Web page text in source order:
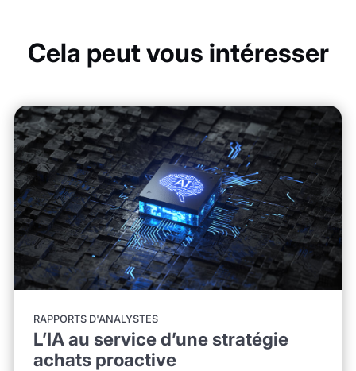
Cela peut vous intéresser
RAPPORTS D'ANALYSTES
L’IA au service d’une stratégie
achats proactive